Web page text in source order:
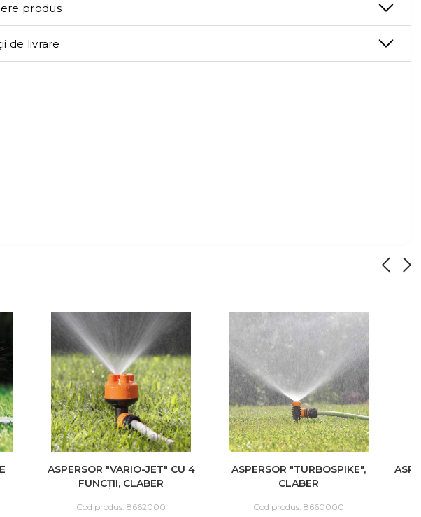
produs
de livrare
ASPERSOR "VARIO-JET" CU 4
FUNCȚII, CLABER
Cod produs: 8662000
ASPERSOR "TURBOSPIKE",
CLABER
Cod produs: 8660000